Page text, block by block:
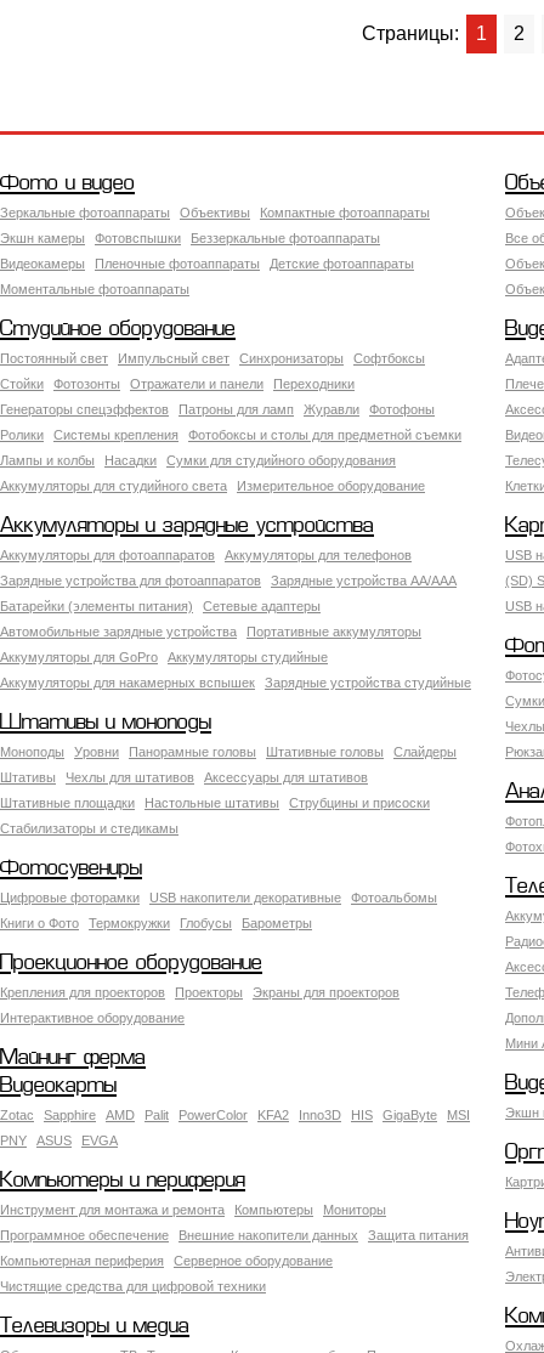
Страницы: 1 2
Фото и видео
Зеркальные фотоаппараты Объективы
Компактные фотоаппараты
Экшн камеры
Фотовспышки
Беззеркальные фотоаппараты
Видеокамеры
Пленочные фотоаппараты
Детские фотоаппараты
Моментальные фотоаппараты
Все
Студийное оборудование
Постоянный свет Импульсный свет Синхронизаторы
Софтбоксы
Стойки
Фотозонты Отражатели и панели
Переходники
Генераторы спецэффектов
Патроны для ламп Журавли
Фотофоны
Ролики
Системы крепления
Фотобоксы и столы для предметной съемки
Лампы и колбы
Насадки
Сумки для студийного оборудования
Аккумуляторы для студийного света
Измерительное оборудование
Аккумуляторы и зарядные устройства
Аккумуляторы для фотоаппаратов
Аккумуляторы для телефонов
Зарядные устройства для фотоаппаратов
Зарядные устройства AA/AAA
Батарейки (элементы питания)
Сетевые адаптеры
Автомобильные зарядные устройства
Портативные аккумуляторы
Аккумуляторы для GoPro
Аккумуляторы студийные
Аккумуляторы для накамерных вспышек
Зарядные устройства студийные
USB
(SD)
USB
Штативы и моноподы
Моноподы Уровни Панорамные головы Штативные головы
Слайдеры
Штативы
Чехлы для штативов
Аксессуары для штативов
Штативные площадки
Настольные штативы
Струбцины и присоски
Стабилизаторы и стедикамы
Фотосувениры
Цифровые фоторамки USB накопители декоративные
Фотоальбомы
Книги о Фото
Термокружки Глобусы Барометры
Мини
Проекционное оборудование
Крепления для проекторов Проекторы
Экраны для проекторов
Интерактивное оборудование
Майнинг ферма
Экшн
Видеокарты
Zotac Sapphire AMD Palit PowerColor KFA2 Inno3D HIS GigaByte
MSI
PNY
ASUS EVGA
Компьютеры и периферия
Инструмент для монтажа и ремонта Компьютеры
Мониторы
Программное обеспечение
Внешние накопители данных
Защита питания
Компьютерная периферия
Серверное оборудование
Чистящие средства для цифровой техники
Телевизоры и медиа